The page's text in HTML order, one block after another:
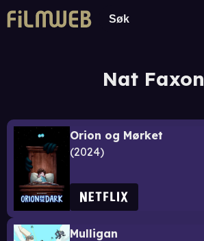
Nat Faxon
Orion og Mørket
2024
Mulligan